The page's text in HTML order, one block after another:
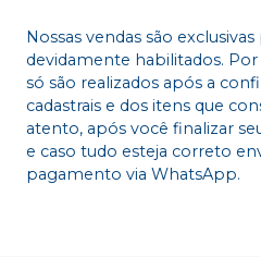
Nossas vendas são
devidamente habilitados.
só são realizados após a
cadastrais e dos itens que
atento, após você finalizar
e caso tudo esteja correto
pagamento via WhatsApp.